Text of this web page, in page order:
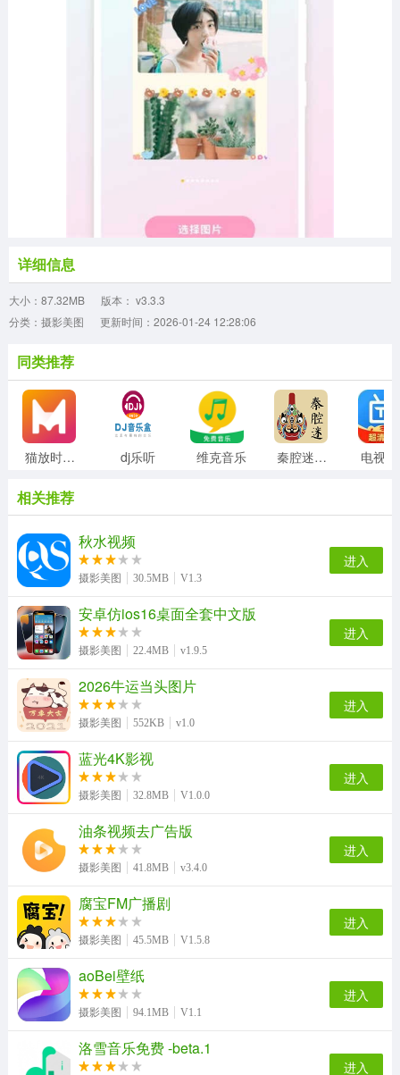
详细信息
大小：87.32MB
版本： v3.3.3
分类：摄影美图
更新时间：2026-01-24 12:28:06
同类推荐
猫放时光影视 dj乐听 维克音乐 秦腔迷最新版
相关推荐
秋水视频
摄影美图 30.5MB V1.3
进入
安卓仿ios16桌面全套中文版
摄影美图 22.4MB v1.9.5
进入
2026牛运当头图片
摄影美图 552KB v1.0
进入
蓝光4K影视
摄影美图 32.8MB V1.0.0
进入
油条视频去广告版
摄影美图 41.8MB v3.4.0
进入
腐宝FM广播剧
摄影美图 45.5MB V1.5.8
进入
aoBei壁纸
摄影美图 94.1MB V1.1
进入
洛雪音乐免费 -beta.1
进入